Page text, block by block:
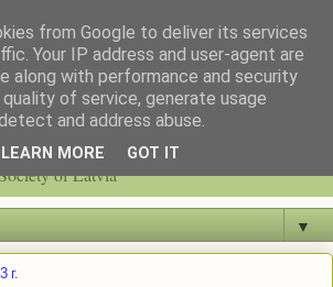
biedrību / Общество азербайджанцев
of Latvia
▼
г.
from Google to deliver its services
Your IP address and user-agent are
along with performance and security
of service, generate usage
and address abuse.
LEARN MORE GOT IT